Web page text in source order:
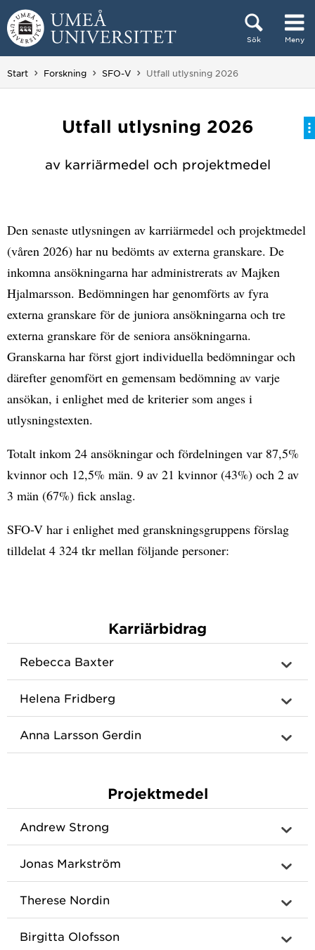
Hoppa direkt till innehållet
Sök Meny
Huvudmenyn dold.
Start Forskning SFO-V Du är här:
Utfall utlysning 2026
Utfall utlysning 2026
av karriärmedel och projektmedel
Den senaste utlysningen av karriärmedel och projektmedel
(våren 2026) har nu bedömts av externa granskare. De
inkomna ansökningarna har administrerats av Majken
Hjalmarsson. Bedömningen har genomförts av fyra
externa granskare för de juniora ansökningarna och tre
externa granskare för de seniora ansökningarna.
Granskarna har först gjort individuella bedömningar och
därefter genomfört en gemensam bedömning av varje
ansökan, i enlighet med de kriterier som anges i
utlysningstexten.
Totalt inkom 24 ansökningar och fördelningen var 87,5%
kvinnor och 12,5% män. 9 av 21 kvinnor (43%) och 2 av
3 män (67%) fick anslag.
SFO-V har i enlighet med granskningsgruppens förslag
tilldelat 4 324 tkr mellan följande personer:
Karriärbidrag
Rebecca Baxter
Helena Fridberg
Anna Larsson Gerdin
Projektmedel
Andrew Strong
Jonas Markström
Therese Nordin
Birgitta Olofsson